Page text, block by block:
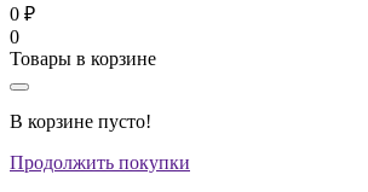
0 ₽
0
Товары в корзине
В корзине пусто!
Продолжить покупки